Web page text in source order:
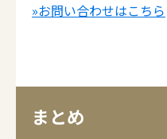
»お問い合わせはこちら
まとめ